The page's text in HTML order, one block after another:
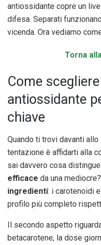
antiossidante copre un
difesa. Separati
vicenda. Ora vediamo
Torna
Come
antiossidante
chiave
Quando ti trovi davanti
tentazione è affidarti alla
sai davvero cosa
efficace da una
ingredienti: i carotenoidi
profilo più completo
Il secondo aspetto
betacarotene, la dose